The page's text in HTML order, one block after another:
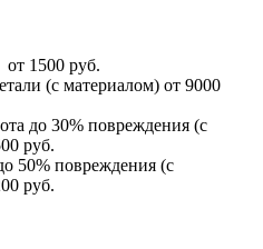
от 1500 руб.
(с материалом) от 9000
до 30% повреждения (с
руб.
50% повреждения (с
руб.